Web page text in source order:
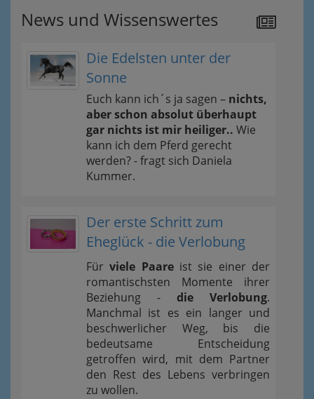
News und Wissenswertes
Die Edelsten unter der
Sonne
Euch kann ich´s ja sagen – nichts,
aber schon absolut überhaupt
gar nichts ist mir heiliger.. Wie
kann ich dem Pferd gerecht
werden? - fragt sich Daniela
Kummer.
Der erste Schritt zum
Eheglück - die Verlobung
Fürviele Paareist sie einer der
romantischsten Momente ihrer
Beziehung - die Verlobung.
Manchmal ist es ein langer und
beschwerlicher Weg, bis die
bedeutsame Entscheidung
getroffen wird, mit dem Partner
den Rest des Lebens verbringen
zu wollen.